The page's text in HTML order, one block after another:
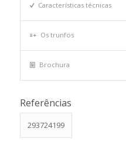
Características técnicas
Os trunfos
Brochura
Referências
293724199